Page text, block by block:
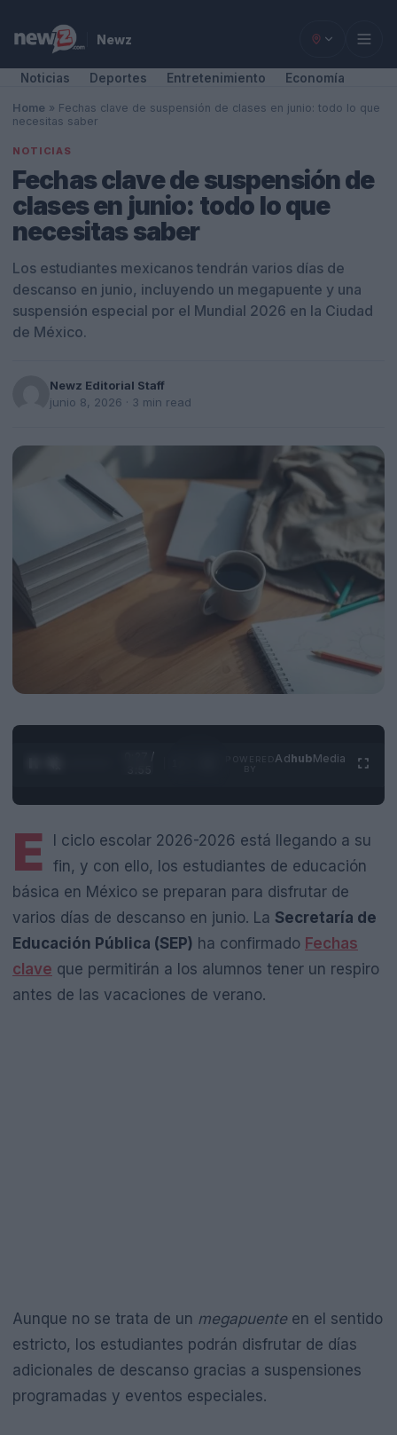
Newz
Noticias Deportes Entretenimiento Economía
Home » Fechas clave de suspensión de clases en junio: todo lo que
necesitas saber
NOTICIAS
Fechas clave de suspensión de
clases en junio: todo lo que
necesitas saber
Los estudiantes mexicanos tendrán varios días de
descanso en junio, incluyendo un megapuente y una
suspensión especial por el Mundial 2026 en la Ciudad
de México.
Newz Editorial Staff
junio 8, 2026 · 3 min read
0:28 /
AdhubMedia
E
l ciclo escolar 2026-2026 está llegando a su
fin, y con ello, los estudiantes de educación
básica en México se preparan para disfrutar de
varios días de descanso en junio. La Secretaría de
Educación Pública (SEP) ha confirmado Fechas
clave que permitirán a los alumnos tener un respiro
antes de las vacaciones de verano.
Aunque no se trata de un megapuenteen el sentido
estricto, los estudiantes podrán disfrutar de días
adicionales de descanso gracias a suspensiones
programadas y eventos especiales.